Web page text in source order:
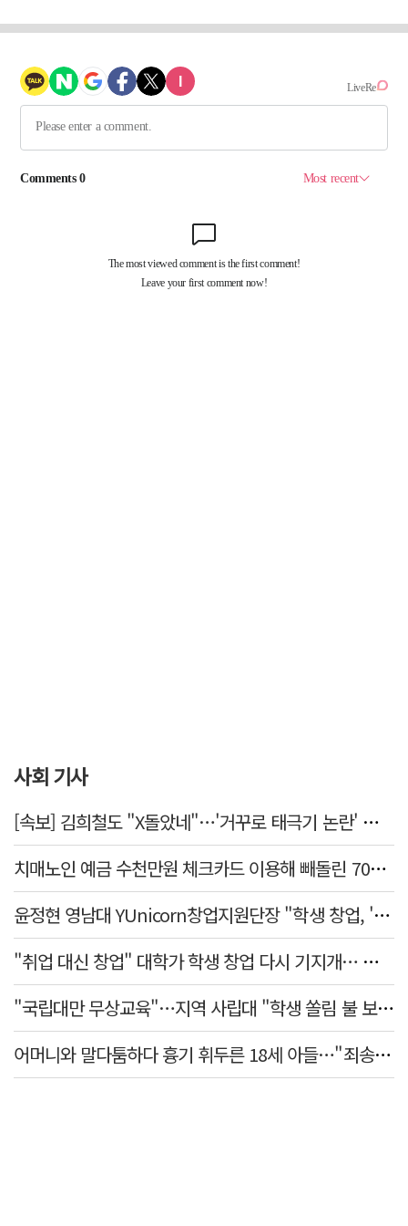
사회 기사
[속보] 김희철도 "X돌았네"…'거꾸로 태극기 논란' 인천시 현수막, 이틀 만에 철거
치매노인 예금 수천만원 체크카드 이용해 빼돌린 70대 간병인, 집행유예
윤정현 영남대 YUnicorn창업지원단장 "학생 창업, '팀 빌딩'이 제일 중요"
"취업 대신 창업" 대학가 학생 창업 다시 기지개… 창업자·기업·매출 동반 성장
"국립대만 무상교육"…지역 사립대 "학생 쏠림 불 보듯"
어머니와 말다툼하다 흉기 휘두른 18세 아들…"죄송하지 않나" 묻자 침묵